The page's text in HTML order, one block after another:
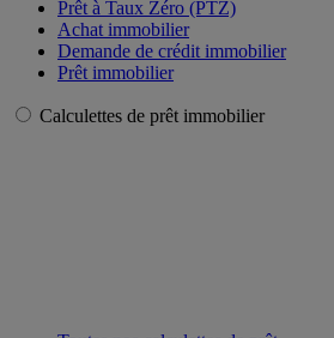
Prêt à Taux Zéro (PTZ)
Achat immobilier
Demande de crédit immobilier
Prêt immobilier
Calculettes de prêt immobilier